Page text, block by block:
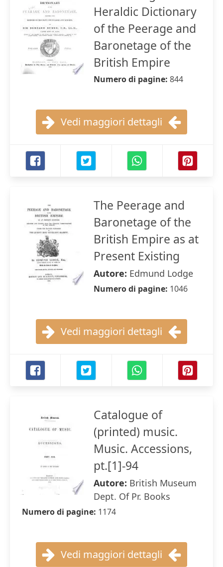
Heraldic Dictionary
of the Peerage and
Baronetage of the
British Empire
Numero di pagine: 844
Vedi maggiori dettagli
The Peerage and
Baronetage of the
British Empire as at
Present Existing
Autore: Edmund Lodge
Numero di pagine: 1046
Vedi maggiori dettagli
Catalogue of
(printed) music.
Music. Accessions,
pt.[1]-94
Autore: British Museum
Dept. Of Pr. Books
Numero di pagine: 1174
Vedi maggiori dettagli